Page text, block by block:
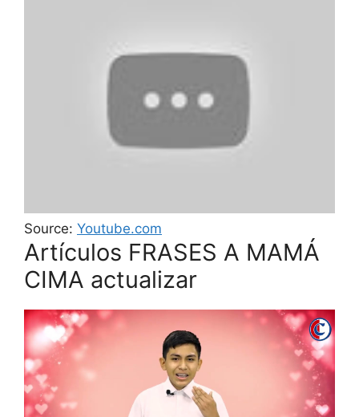
Source: Youtube.com
Artículos FRASES A MAMÁ
CIMA actualizar